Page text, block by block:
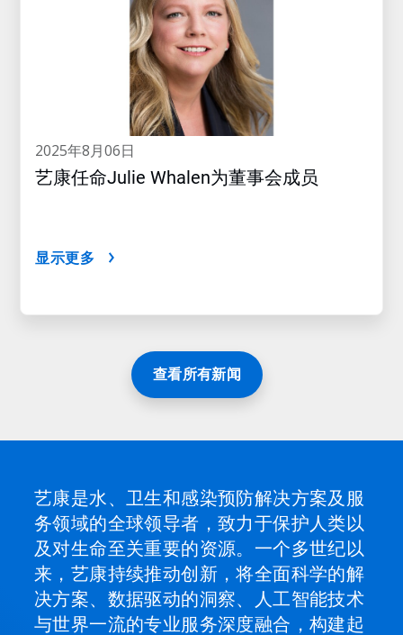
2025年8月06日
艺康任命Julie Whalen为董事会成员
显示更多
查看所有新闻
艺康是水、卫生和感染预防解决方案及服
务领域的全球领导者，致力于保护人类以
及对生命至关重要的资源。一个多世纪以
来，艺康持续推动创新，将全面科学的解
决方案、数据驱动的洞察、人工智能技术
与世界一流的专业服务深度融合，构建起